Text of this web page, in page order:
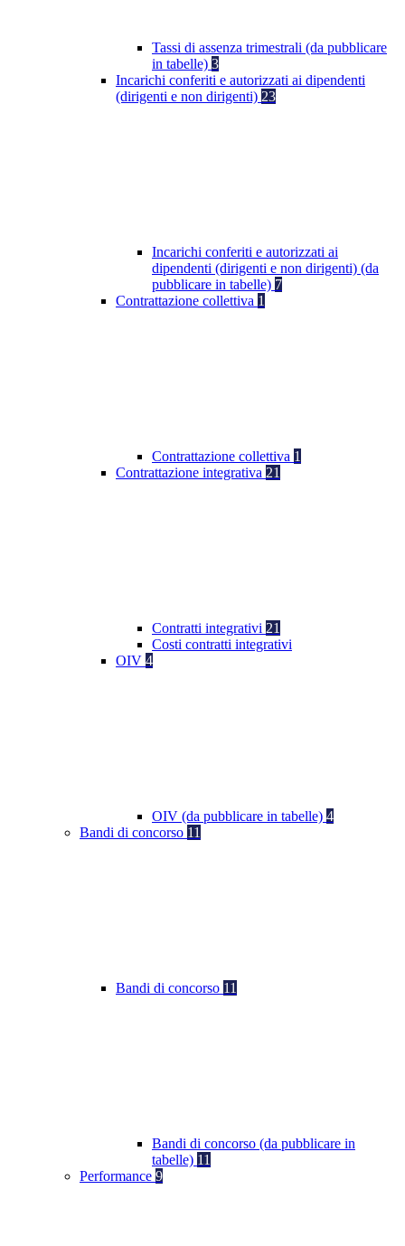
Tassi di assenza trimestrali (da pubblicare
in tabelle) 3
Incarichi conferiti e autorizzati ai dipendenti
(dirigenti e non dirigenti) 23
Incarichi conferiti e autorizzati ai
dipendenti (dirigenti e non dirigenti) (da
pubblicare in tabelle) 7
Contrattazione collettiva 1
Contrattazione collettiva 1
Contrattazione integrativa 21
Contratti integrativi 21
Costi contratti integrativi
OIV 4
OIV (da pubblicare in tabelle) 4
Bandi di concorso 11
Bandi di concorso 11
Bandi di concorso (da pubblicare in
tabelle) 11
Performance 9